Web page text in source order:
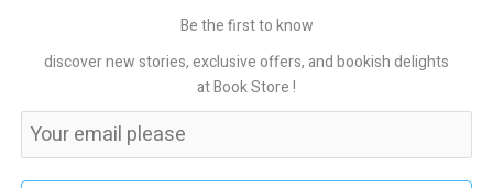
Be the first to know
discover new stories, exclusive offers, and bookish delights
at Book Store !